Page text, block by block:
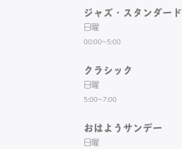
ジャズ・スタンダード
日曜
00:00~5:00
クラシック
日曜
5:00~7:00
おはようサンデー
日曜